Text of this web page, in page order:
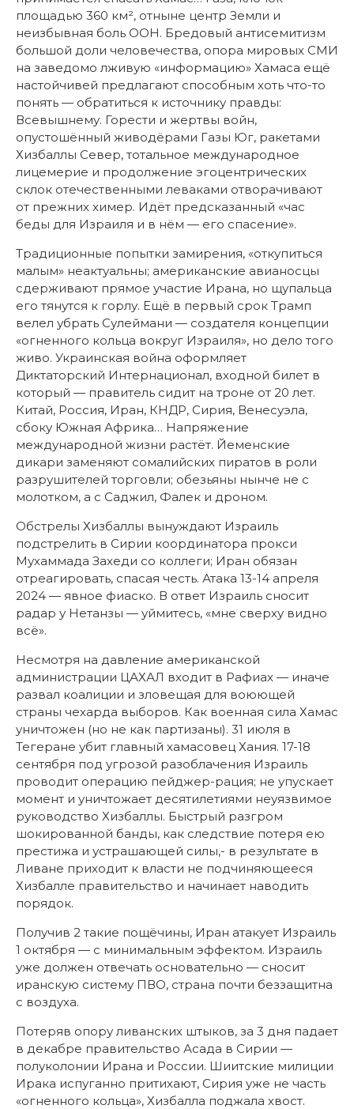
площадью 360 км², отныне центр Земли и
неизбывная боль ООН. Бредовый антисемитизм
большой доли человечества, опора мировых СМИ
на заведомо лживую «информацию» Хамаса ещё
настойчивей предлагают способным хоть что-то
понять — обратиться к источнику правды:
Всевышнему. Горести и жертвы войн,
опустошённый живодёрами Газы Юг, ракетами
Хизбаллы Север, тотальное международное
лицемерие и продолжение эгоцентрических
склок отечественными леваками отворачивают
от прежних химер. Идёт предсказанный «час
беды для Израиля и в нём — его спасение».
Традиционные попытки замирения, «откупиться
малым» неактуальны; американские авианосцы
сдерживают прямое участие Ирана, но щупальца
его тянутся к горлу. Ещё в первый срок Трамп
велел убрать Сулеймани — создателя концепции
«огненного кольца вокруг Израиля», но дело того
живо. Украинская война оформляет
Диктаторский Интернационал, входной билет в
который — правитель сидит на троне от 20 лет.
Китай, Россия, Иран, КНДР, Сирия, Венесуэла,
сбоку Южная Африка… Напряжение
международной жизни растёт. Йеменские
дикари заменяют сомалийских пиратов в роли
разрушителей торговли; обезьяны нынче не с
молотком, а с Саджил, Фалек и дроном.
Обстрелы Хизбаллы вынуждают Израиль
подстрелить в Сирии координатора прокси
Мухаммада Захеди со коллеги; Иран обязан
отреагировать, спасая честь. Атака 13-14 апреля
2024 — явное фиаско. В ответ Израиль сносит
радар у Нетанзы — уймитесь, «мне сверху видно
всё».
Несмотря на давление американской
администрации ЦАХАЛ входит в Рафиах — иначе
развал коалиции и зловещая для воюющей
страны чехарда выборов. Как военная сила Хамас
уничтожен (но не как партизаны). 31 июля в
Тегеране убит главный хамасовец Хания. 17-18
сентября под угрозой разоблачения Израиль
проводит операцию пейджер-рация; не упускает
момент и уничтожает десятилетиями неуязвимое
руководство Хизбаллы. Быстрый разгром
шокированной банды, как следствие потеря ею
престижа и устрашающей силы,- в результате в
Ливане приходит к власти не подчиняющееся
Хизбалле правительство и начинает наводить
порядок.
Получив 2 такие пощёчины, Иран атакует Израиль
1 октября — с минимальным эффектом. Израиль
уже должен отвечать основательно — сносит
иранскую систему ПВО, страна почти беззащитна
с воздуха.
Потеряв опору ливанских штыков, за 3 дня падает
в декабре правительство Асада в Сирии —
полуколонии Ирана и России. Шиитские милиции
Ирака испуганно притихают, Сирия уже не часть
«огненного кольца», Хизбалла поджала хвост.